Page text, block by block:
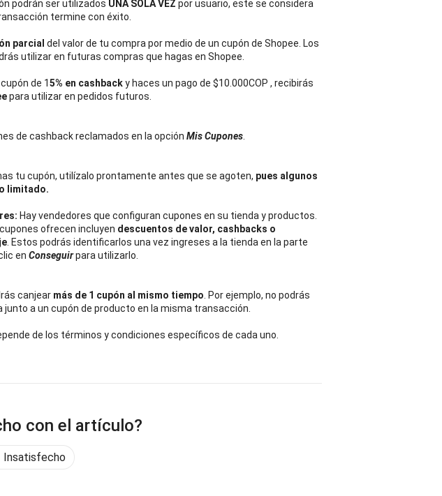
podrán ser utilizados UNA SOLA VEZ por usuario, este se considera
termine con éxito.
parcial del valor de tu compra por medio de un cupón de Shopee. Los
utilizar en futuras compras que hagas en Shopee.
de 15% en cashback y haces un pago de $10.000COP , recibirás
para utilizar en pedidos futuros.
de cashback reclamados en la opción Mis Cupones
tu cupón, utilízalo prontamente antes que se agoten, pues algunos
limitado.
Hay vendedores que configuran cupones en su tienda y productos.
ofrecen incluyen descuentos de valor, cashbacks o
. Estos podrás identificarlos una vez ingreses a la tienda en la parte
en Conseguir para utilizarlo.
canjear más de 1 cupón al mismo tiempo . Por ejemplo, no podrás
a un cupón de producto en la misma transacción.
de los términos y condiciones específicos de cada uno.
con el artículo?
Insatisfecho